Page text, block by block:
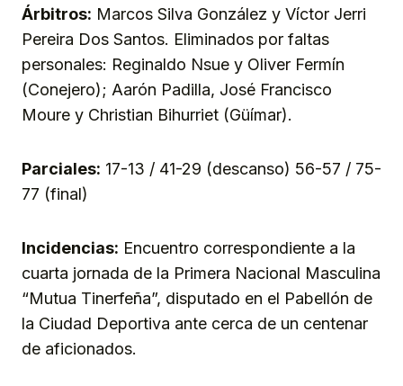
Árbitros: Marcos Silva González y Víctor Jerri
Pereira Dos Santos. Eliminados por faltas
personales: Reginaldo Nsue y Oliver Fermín
(Conejero); Aarón Padilla, José Francisco
Moure y Christian Bihurriet (Güímar).
Parciales: 17-13 / 41-29 (descanso) 56-57 / 75-
77 (final)
Incidencias: Encuentro correspondiente a la
cuarta jornada de la Primera Nacional Masculina
“Mutua Tinerfeña”, disputado en el Pabellón de
la Ciudad Deportiva ante cerca de un centenar
de aficionados.